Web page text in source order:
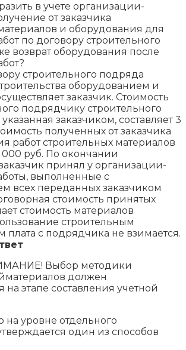
в учете организации-
от заказчика
и оборудования для
по договору строительного
возврат оборудования после
строительного подряда
оборудованием и
заказчик. Стоимость
подрядчику строительного
заказчиком, составляет 3
полученных от заказчика
работ строительных материалов
000 руб. По окончании
принял у организации-
выполненные с
всех переданных заказчиком
стоимость принятых
стоимость материалов
строительным
плата с подрядчика не взимается.
Выбор методики
должен
на этапе составления учетной
на уровне отдельного
один из способов